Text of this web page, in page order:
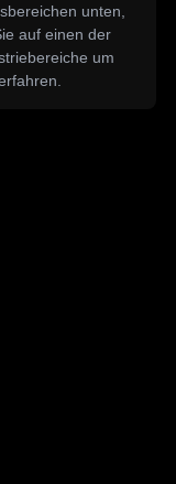
unten,
auf einen der
um